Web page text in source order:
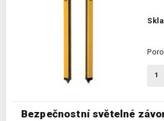
Bezpečnostní světelné